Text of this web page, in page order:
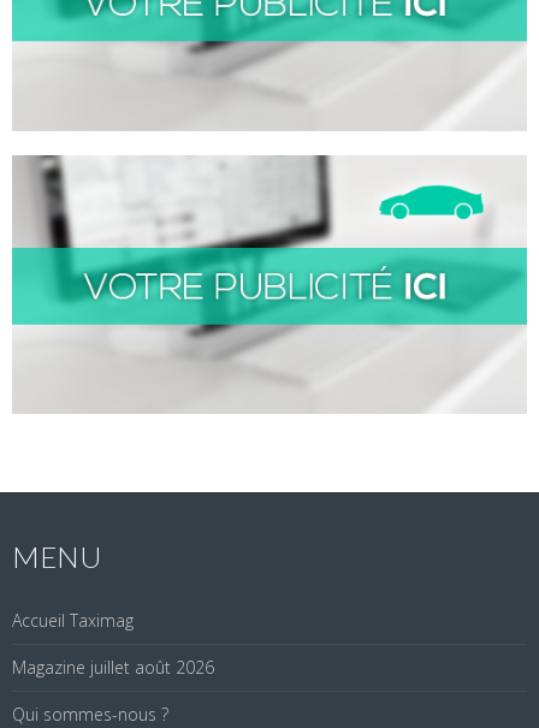
MENU
Accueil Taximag
Magazine juillet août 2026
Qui sommes-nous ?